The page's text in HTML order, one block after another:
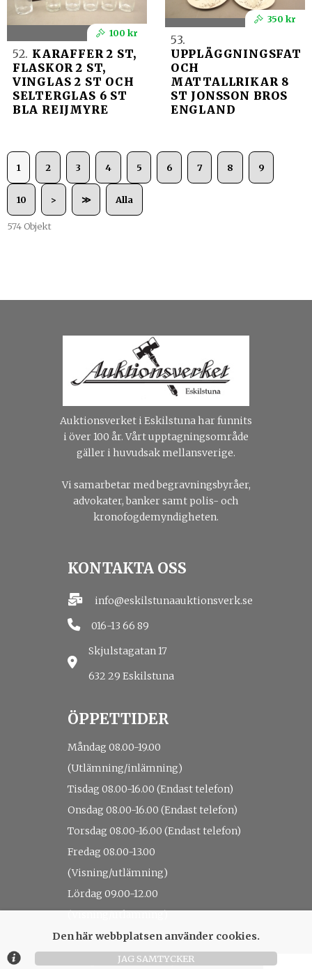
100 kr
52. KARAFFER 2 ST,
FLASKOR 2 ST,
VINGLAS 2 ST OCH
SELTERGLAS 6 ST
BLA REIJMYRE
350 kr
53.
UPPLÄGGNINGSFAT
OCH
MATTALLRIKAR 8
ST JONSSON BROS
ENGLAND
1 2 3 4 5 6 7 8 9
10 > ≫ Alla
574 Objekt
Auktionsverket i Eskilstuna har funnits
i över 100 år. Vårt upptagningsområde
gäller i huvudsak mellansverige.
Vi samarbetar med begravningsbyråer,
advokater, banker samt polis- och
kronofogdemyndigheten.
KONTAKTA OSS
info@eskilstunaauktionsverk.se
016-13 66 89
Skjulstagatan 17
632 29 Eskilstuna
ÖPPETTIDER
Måndag 08.00-19.00
(Utlämning/inlämning)
Tisdag 08.00-16.00 (Endast telefon)
Onsdag 08.00-16.00 (Endast telefon)
Torsdag 08.00-16.00 (Endast telefon)
Fredag 08.00-13.00
(Visning/utlämning)
Lördag 09.00-12.00
(Visning/utlämning)
© Argonova Auktionsplattform 2026
Den här webbplatsen använder cookies.
JAG SAMTYCKER